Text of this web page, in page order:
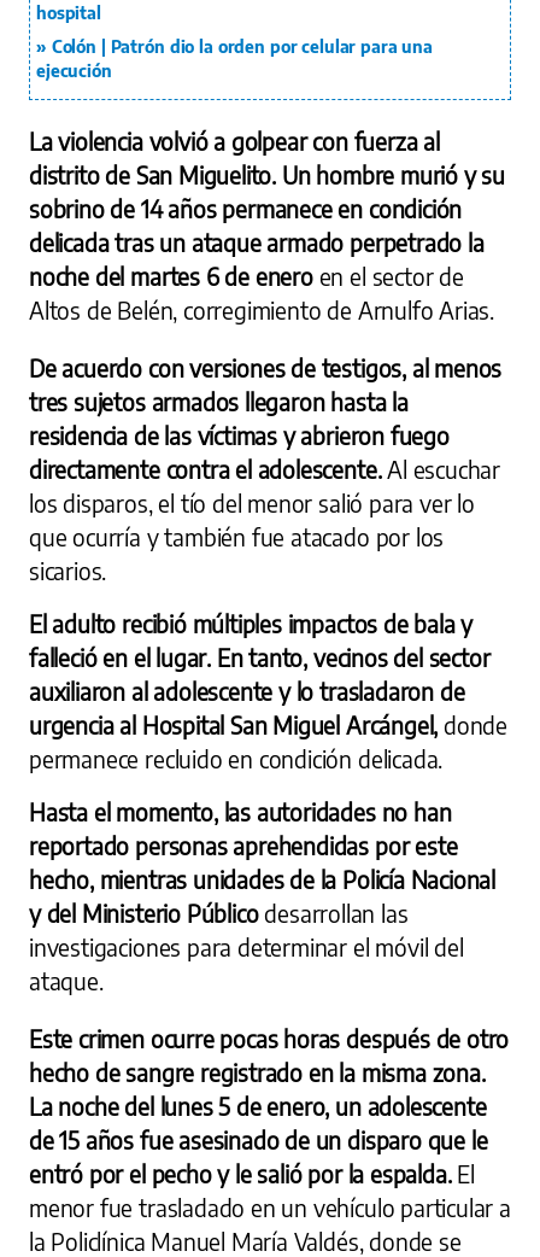
hospital
Colón | Patrón dio la orden por celular para una
ejecución
La violencia volvió a golpear con fuerza al
distrito de San Miguelito. Un hombre murió y su
sobrino de 14 años permanece en condición
delicada tras un ataque armado perpetrado la
noche del martes 6 de eneroen el sector de
Altos de Belén, corregimiento de Arnulfo Arias.
De acuerdo con versiones de testigos, al menos
tres sujetos armados llegaron hasta la
residencia de las víctimas y abrieron fuego
directamente contra el adolescente.Al escuchar
los disparos, el tío del menor salió para ver lo
que ocurría y también fue atacado por los
sicarios.
El adulto recibió múltiples impactos de bala y
falleció en el lugar. En tanto, vecinos del sector
auxiliaron al adolescente y lo trasladaron de
urgencia al Hospital San Miguel Arcángel, donde
permanece recluido en condición delicada.
Hasta el momento, las autoridades no han
reportado personas aprehendidas por este
hecho, mientras unidades de la Policía Nacional
y del Ministerio Públicodesarrollan las
investigaciones para determinar el móvil del
ataque.
Este crimen ocurre pocas horas después de otro
hecho de sangre registrado en la misma zona.
La noche del lunes 5 de enero, un adolescente
de 15 años fue asesinado de un disparo que le
entró por el pecho y le salió por la espalda.El
menor fue trasladado en un vehículo particular a
la Policlínica Manuel María Valdés, donde se